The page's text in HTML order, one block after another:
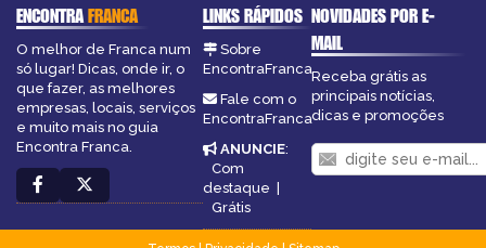
ENCONTRAFRANCA
O melhor de Franca num
só lugar! Dicas, onde ir, o
que fazer, as melhores
empresas, locais, serviços
e muito mais no guia
Encontra Franca.
LINKS RÁPIDOS
Sobre
EncontraFranca
Fale com o
EncontraFranca
ANUNCIE:
Com
destaque
Grátis
NOVIDADES POR E-
MAIL
Receba grátis as
principais notícias,
dicas e promoções